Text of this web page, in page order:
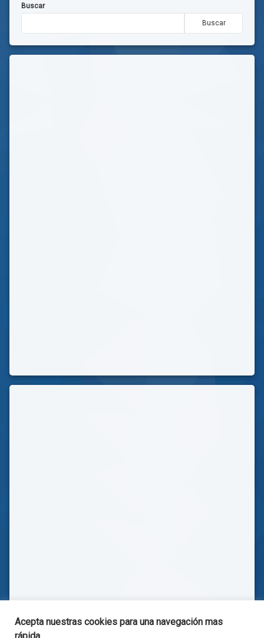
Buscar
Buscar
Acepta nuestras cookies para una navegación mas